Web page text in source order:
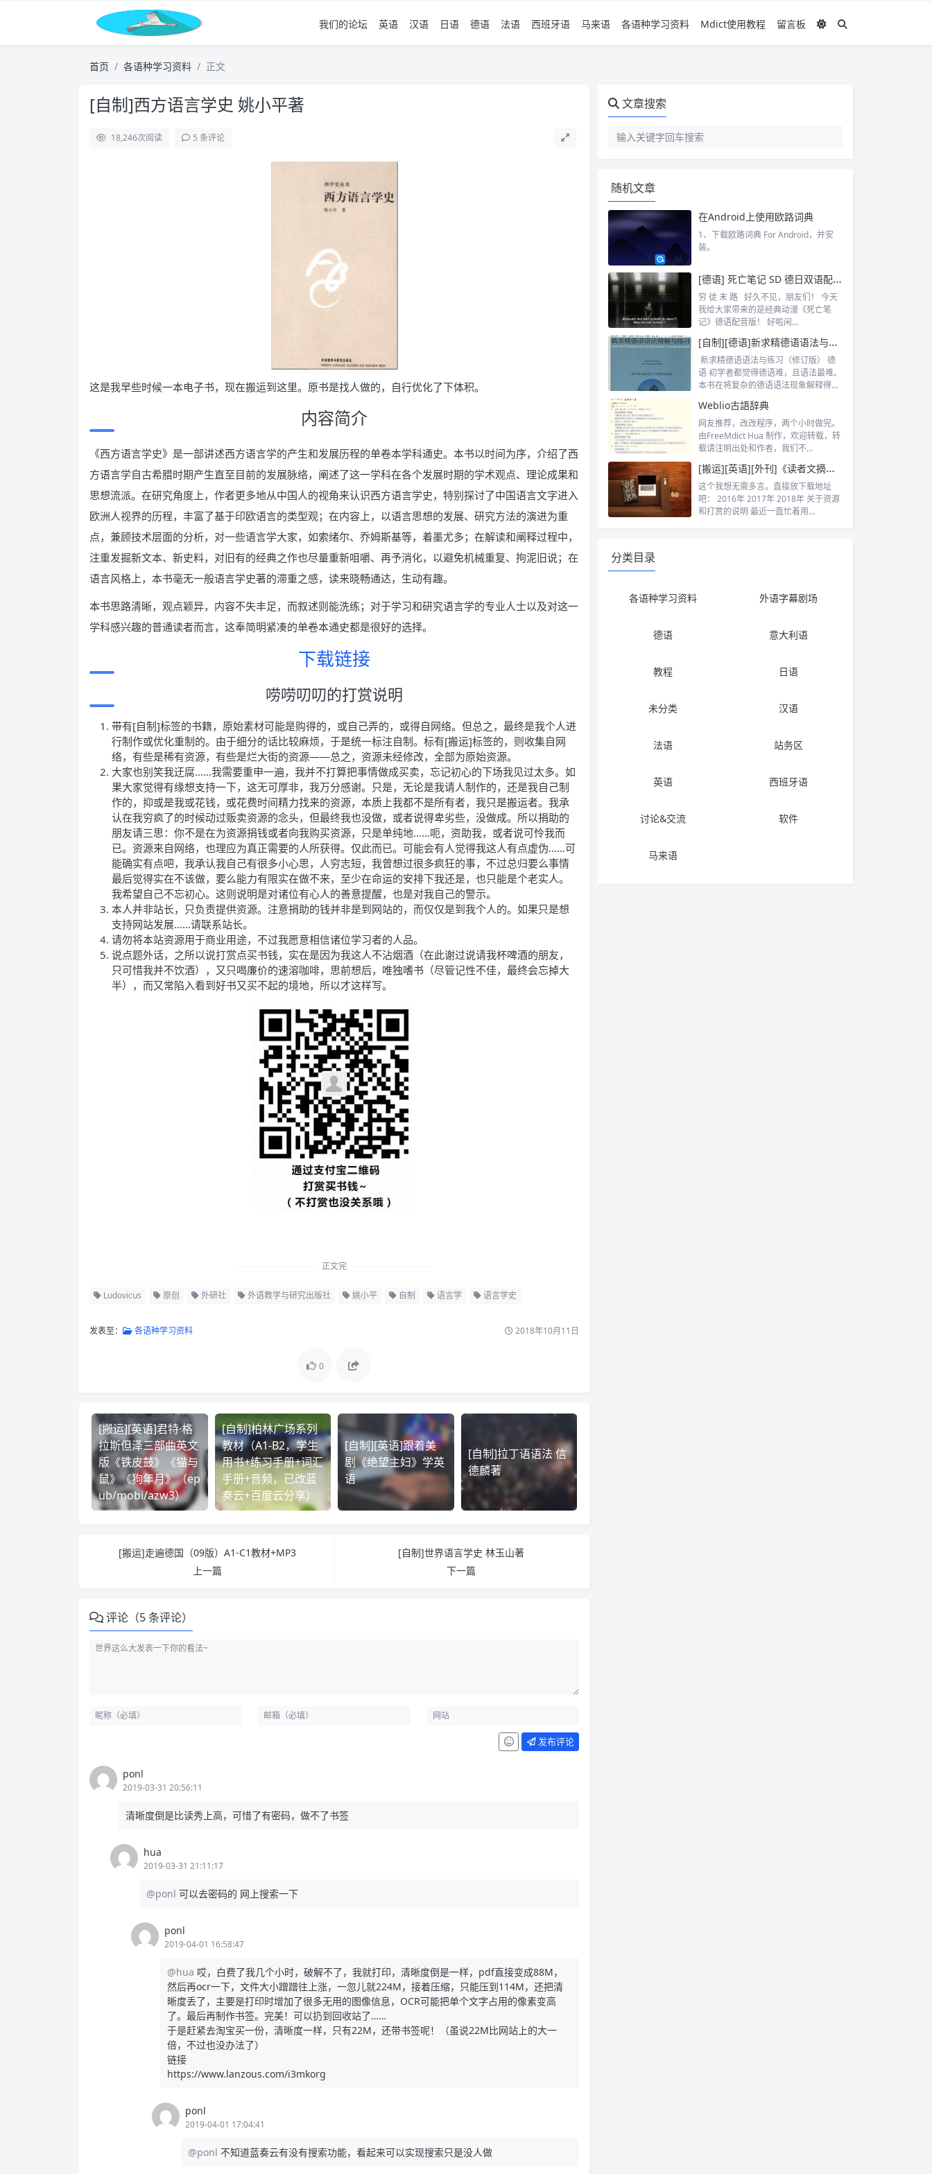
我们的论坛 英语 汉语 日语 德语 法语 西班牙语 马来语 各语种学习资料 Mdict使用教程 留言板
首页 各语种学习资料 正文
[自制]西方语言学史 姚小平著
18,246次阅读 5 条评论
这是我早些时候一本电子书，现在搬运到这里。原书是找人做的，自行优化了下体积。
内容简介
《西方语言学史》是一部讲述西方语言学的产生和发展历程的单卷本学科通史。本书以时间为序，介绍了西
方语言学自古希腊时期产生直至目前的发展脉络，阐述了这一学科在各个发展时期的学术观点、理论成果和
思想流派。在研究角度上，作者更多地从中国人的视角来认识西方语言学史，特别探讨了中国语言文字进入
欧洲人视界的历程，丰富了基于印欧语言的类型观；在内容上，以语言思想的发展、研究方法的演进为重
点，兼顾技术层面的分析，对一些语言学大家，如索绪尔、乔姆斯基等，着墨尤多；在解读和阐释过程中，
注重发掘新文本、新史料，对旧有的经典之作也尽量重新咀嚼、再予消化，以避免机械重复、拘泥旧说；在
语言风格上，本书毫无一般语言学史著的滞重之感，读来晓畅通达，生动有趣。
本书思路清晰，观点颖异，内容不失丰足，而叙述则能洗练；对于学习和研究语言学的专业人士以及对这一
学科感兴趣的普通读者而言，这奉简明紧凑的单卷本通史都是很好的选择。
下载链接
唠唠叨叨的打赏说明
带有[自制]标签的书籍，原始素材可能是购得的，或自己弄的，或得自网络。但总之，最终是我个人进
行制作或优化重制的。由于细分的话比较麻烦，于是统一标注自制。标有[搬运]标签的，则收集自网
络，有些是稀有资源，有些是烂大街的资源——总之，资源未经修改，全部为原始资源。
大家也别笑我迂腐……我需要重申一遍，我并不打算把事情做成买卖，忘记初心的下场我见过太多。如
果大家觉得有缘想支持一下，这无可厚非，我万分感谢。只是，无论是我请人制作的，还是我自己制
作的，抑或是我或花钱，或花费时间精力找来的资源，本质上我都不是所有者，我只是搬运者。我承
认在我穷疯了的时候动过贩卖资源的念头，但最终我也没做，或者说得卑劣些，没做成。所以捐助的
朋友请三思：你不是在为资源捐钱或者向我购买资源，只是单纯地……呃，资助我，或者说可怜我而
已。资源来自网络，也理应为真正需要的人所获得。仅此而已。可能会有人觉得我这人有点虚伪……可
能确实有点吧，我承认我自己有很多小心思，人穷志短，我曾想过很多疯狂的事，不过总归要么事情
最后觉得实在不该做，要么能力有限实在做不来，至少在命运的安排下我还是，也只能是个老实人。
我希望自己不忘初心。这则说明是对诸位有心人的善意提醒，也是对我自己的警示。
本人并非站长，只负责提供资源。注意捐助的钱并非是到网站的，而仅仅是到我个人的。如果只是想
支持网站发展……请联系站长。
请勿将本站资源用于商业用途，不过我愿意相信诸位学习者的人品。
说点题外话，之所以说打赏点买书钱，实在是因为我这人不沾烟酒（在此谢过说请我杯啤酒的朋友，
只可惜我并不饮酒），又只喝廉价的速溶咖啡，思前想后，唯独嗜书（尽管记性不佳，最终会忘掉大
半），而又常陷入看到好书又买不起的境地，所以才这样写。
正文完
Ludovicus 原创 外研社 外语教学与研究出版社 姚小平 自制 语言学 语言学史
发表至： 各语种学习资料 2018年10月11日
0
[搬运][英语]君特·格
拉斯但泽三部曲英文
版《铁皮鼓》《猫与
鼠》《狗年月》（ep
ub/mobi/azw3）
[自制]柏林广场系列
教材（A1-B2，学生
用书+练习手册+词汇
手册+音频，已改蓝
奏云+百度云分享）
[自制][英语]跟着美
剧《绝望主妇》学英
语
[自制]拉丁语语法 信
德麟著
[搬运]走遍德国（09版）A1-C1教材+MP3
上一篇
[自制]世界语言学史 林玉山著
下一篇
评论（5 条评论）
发布评论
ponl
2019-03-31 20:56:11
清晰度倒是比读秀上高，可惜了有密码，做不了书签
hua
2019-03-31 21:11:17
@ponl 可以去密码的 网上搜索一下
ponl
2019-04-01 16:58:47
@hua 哎，白费了我几个小时，破解不了，我就打印，清晰度倒是一样，pdf直接变成88M，
然后再ocr一下，文件大小蹭蹭往上涨，一忽儿就224M，接着压缩，只能压到114M，还把清
晰度丢了，主要是打印时增加了很多无用的图像信息，OCR可能把单个文字占用的像素变高
了。最后再制作书签。完美！可以扔到回收站了……
于是赶紧去淘宝买一份，清晰度一样，只有22M，还带书签呢！（虽说22M比网站上的大一
倍，不过也没办法了）
链接
https://www.lanzous.com/i3mkorg
ponl
2019-04-01 17:04:41
@ponl 不知道蓝奏云有没有搜索功能，看起来可以实现搜索只是没人做
文章搜索
随机文章
在Android上使用欧路词典
1、下载欧路词典 For Android，并安
装。
[德语] 死亡笔记 SD 德日双语配音 德语字幕
穷 徒 末 路 好久不见，朋友们！ 今天
我给大家带来的是经典动漫《死亡笔
记》德语配音版！ 好啦闲...
[自制][德语]新求精德语语法与练习（修订版）
新求精德语语法与练习（修订版） 德
语 初学者都觉得德语难，且语法最难。
本书在将复杂的德语语法现象解释得尽
Weblio古語辞典
网友推荐，改改程序，两个小时做完。
由FreeMdict Hua 制作，欢迎转载，转
载请注明出处和作者，我们不...
[搬运][英语][外刊]《读者文摘》2016至今
这个我想无需多言。直接放下载地址
吧： 2016年 2017年 2018年 关于资源
和打赏的说明 最近一直忙着用...
分类目录
各语种学习资料 外语字幕剧场
德语 意大利语
教程 日语
未分类 汉语
法语 站务区
英语 西班牙语
讨论&交流 软件
马来语